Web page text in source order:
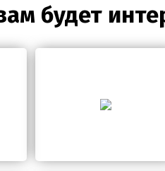
будет